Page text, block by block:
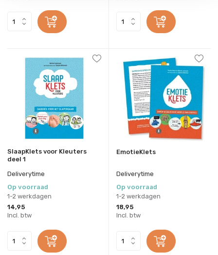
SlaapKlets voor Kleuters
deel 1
Deliverytime
Op voorraad
1-2 werkdagen
14,95
Incl. btw
EmotieKlets
Deliverytime
Op voorraad
1-2 werkdagen
18,95
Incl. btw